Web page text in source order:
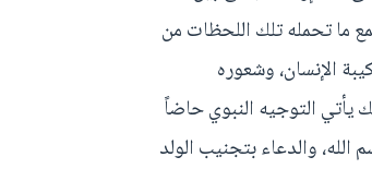
ما تحمله تلك اللحظات من
الإنسان، وشعوره
يأتي التوجيه النبوي حاضاً
والدعاء بتجنيب الولد